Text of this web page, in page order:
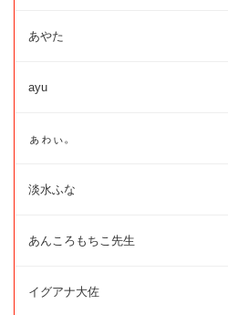
あやた
ayu
ぁゎぃ。
淡水ふな
あんころもちこ先生
イグアナ大佐